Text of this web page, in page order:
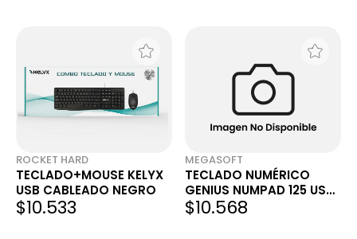
ROCKET HARD
TECLADO+MOUSE KELYX
USB CABLEADO NEGRO
$10.533
MEGASOFT
TECLADO NUMÉRICO
GENIUS NUMPAD 125 USB-
A NEGRO NEGRO NEGRO
$10.568